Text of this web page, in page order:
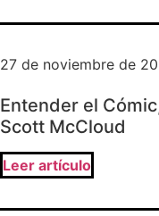
27 de noviembre de
Entender el
Scott McCloud
Leer artículo